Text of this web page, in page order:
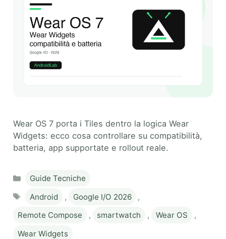
Wear OS 7 porta i Tiles dentro la logica Wear
Widgets: ecco cosa controllare su compatibilità,
batteria, app supportate e rollout reale.
Categories
Guide Tecniche
Tags
Android , Google I/O 2026
,
Remote Compose
, smartwatch , Wear OS
,
Wear Widgets